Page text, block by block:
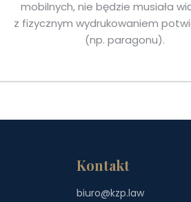
mobilnych, nie będzie musiała
z fizycznym wydrukowaniem
(np. paragonu).
Kontakt
biuro@kzp.law